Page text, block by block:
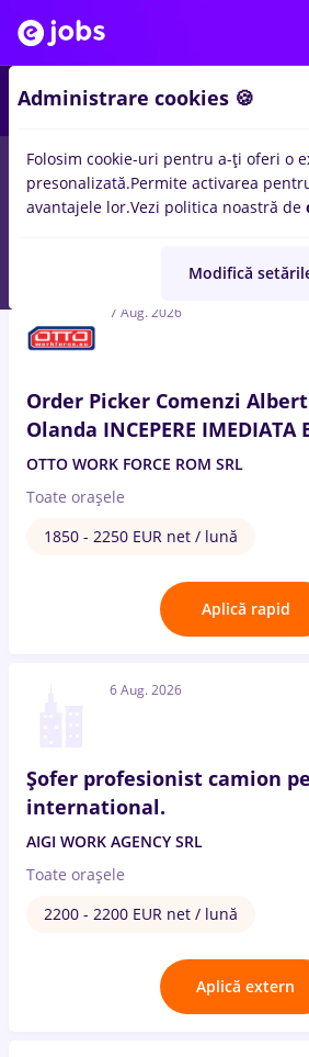
Full time Part time Fără
7 Aug. 2026
Order Picker Comenzi
Olanda INCEPERE IMEDIATA
OTTO WORK FORCE ROM SRL
Toate oraşele
1850 - 2250 EUR net / lună
Aplică rapid
6 Aug. 2026
Șofer profesionist camion
international.
AIGI WORK AGENCY SRL
Toate oraşele
2200 - 2200 EUR net / lună
Aplică extern
Administrare cookies 🍪
Folosim cookie-uri pentru a-ți oferi o
presonalizată.Permite activarea
avantajele lor.Vezi politica noastră de
Modifică